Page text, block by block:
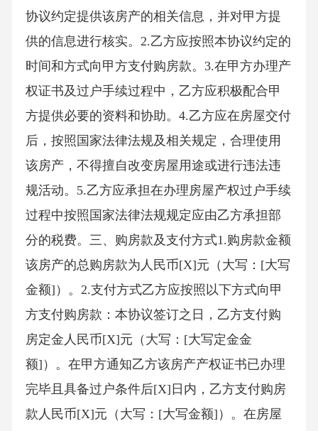
协议约定提供该房产的相关信息，并对甲方提
供的信息进行核实。2.乙方应按照本协议约定的
时间和方式向甲方支付购房款。3.在甲方办理产
权证书及过户手续过程中，乙方应积极配合甲
方提供必要的资料和协助。4.乙方应在房屋交付
后，按照国家法律法规及相关规定，合理使用
该房产，不得擅自改变房屋用途或进行违法违
规活动。5.乙方应承担在办理房屋产权过户手续
过程中按照国家法律法规规定应由乙方承担部
分的税费。三、购房款及支付方式1.购房款金额
该房产的总购房款为人民币[X]元（大写：[大写
金额]）。2.支付方式乙方应按照以下方式向甲
方支付购房款：本协议签订之日，乙方支付购
房定金人民币[X]元（大写：[大写定金金
额]）。在甲方通知乙方该房产产权证书已办理
完毕且具备过户条件后[X]日内，乙方支付购房
款人民币[X]元（大写：[大写金额]）。在房屋